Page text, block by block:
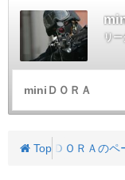
リ
miniＤＯＲＡ
Top
miniＤＯＲＡのペ